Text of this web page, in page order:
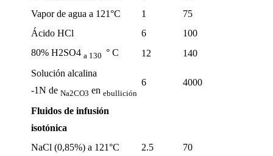
Vapor de agua a 121°C
1
75
Ácido HCl
6
100
80% H2SO4 a 130 ° C 12
140
Solución alcalina
-1N de Na2CO3 en ebullición
6 4000
Fluidos de infusión
isotónica
NaCl (0,85%) a 121°C
2.5
70